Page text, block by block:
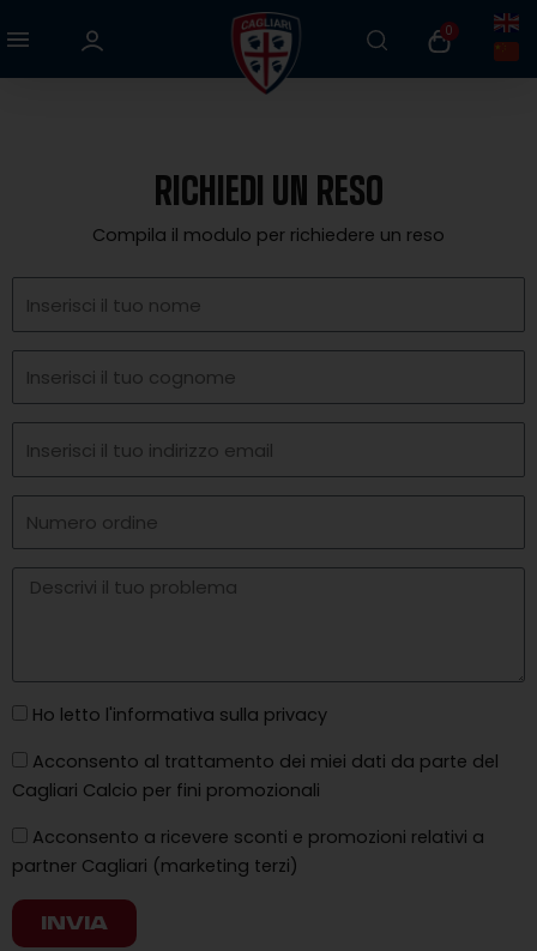
al
0
RICHIEDI UN RESO
Compila il modulo per richiedere un reso
Ho letto l'informativa sulla privacy
Acconsento al trattamento dei miei dati da parte del
Cagliari Calcio per fini promozionali
Acconsento a ricevere sconti e promozioni relativi a
partner Cagliari (marketing terzi)
INVIA